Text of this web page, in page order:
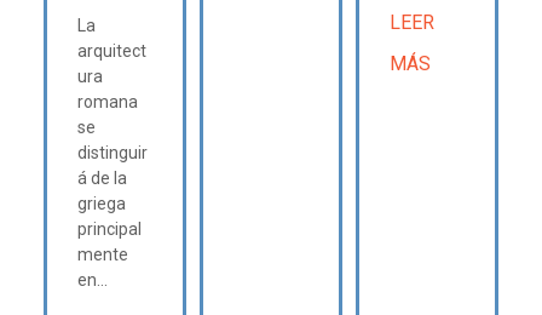
La
arquitect
ura
romana
se
distinguir
á de la
griega
principal
mente
en...
LEER
MÁS